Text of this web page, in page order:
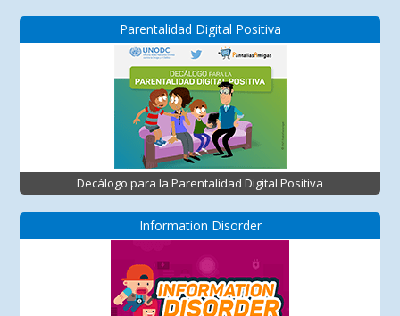
Parentalidad Digital Positiva
Decálogo para la Parentalidad Digital Positiva
Information Disorder